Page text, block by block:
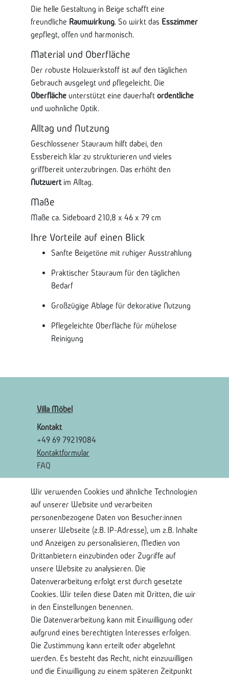
Die helle Gestaltung in Beige schafft eine
freundliche Raumwirkung. So wirkt das Esszimmer
gepflegt, offen und harmonisch.
Material und Oberfläche
Der robuste Holzwerkstoff ist auf den täglichen
Gebrauch ausgelegt und pflegeleicht. Die
Oberflächeunterstützt eine dauerhaft ordentliche
und wohnliche Optik.
Alltag und Nutzung
Geschlossener Stauraum hilft dabei, den
Essbereich klar zu strukturieren und vieles
griffbereit unterzubringen. Das erhöht den
Nutzwertim Alltag.
Maße
Maße ca. Sideboard 210,8 x 46 x 79 cm
Ihre Vorteile auf einen Blick
Sanfte Beigetöne mit ruhiger Ausstrahlung
Praktischer Stauraum für den täglichen
Bedarf
Großzügige Ablage für dekorative Nutzung
Pflegeleichte Oberfläche für mühelose
Reinigung
Villa Möbel
Kontakt
+49 69 79219084
Kontaktformular
FAQ
Rechtliches
Widerrufsrecht
Widerrufsformular
Impressum
Shop Service
Kontaktseite
Mein Konto
Über Uns
Lieferung und Retoure
Bankkontodaten
Wir verwenden Cookies und ähnliche Technologien
auf unserer Website und verarbeiten
personenbezogene Daten von Besucher:innen
unserer Webseite (z.B. IP-Adresse), um z.B. Inhalte
und Anzeigen zu personalisieren, Medien von
Drittanbietern einzubinden oder Zugriffe auf
unsere Website zu analysieren. Die
Datenverarbeitung erfolgt erst durch gesetzte
Cookies. Wir teilen diese Daten mit Dritten, die wir
in den Einstellungen benennen.
Die Datenverarbeitung kann mit Einwilligung oder
aufgrund eines berechtigten Interesses erfolgen.
Die Zustimmung kann erteilt oder abgelehnt
werden. Es besteht das Recht, nicht einzuwilligen
und die Einwilligung zu einem späteren Zeitpunkt